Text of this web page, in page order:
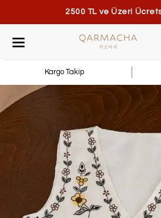
2500 TL ve Üzeri
Kargo Takip